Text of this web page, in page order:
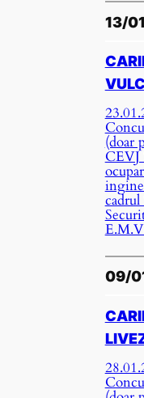
13/
(doar
CEVJ
09/